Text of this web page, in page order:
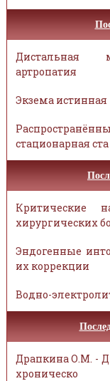
Дистальная
артропатия
Экзема истинная
стационарная ста
Критические
хирургических
Эндогенные
их коррекции
Водно-
Драпкина О.М. -
хроническо